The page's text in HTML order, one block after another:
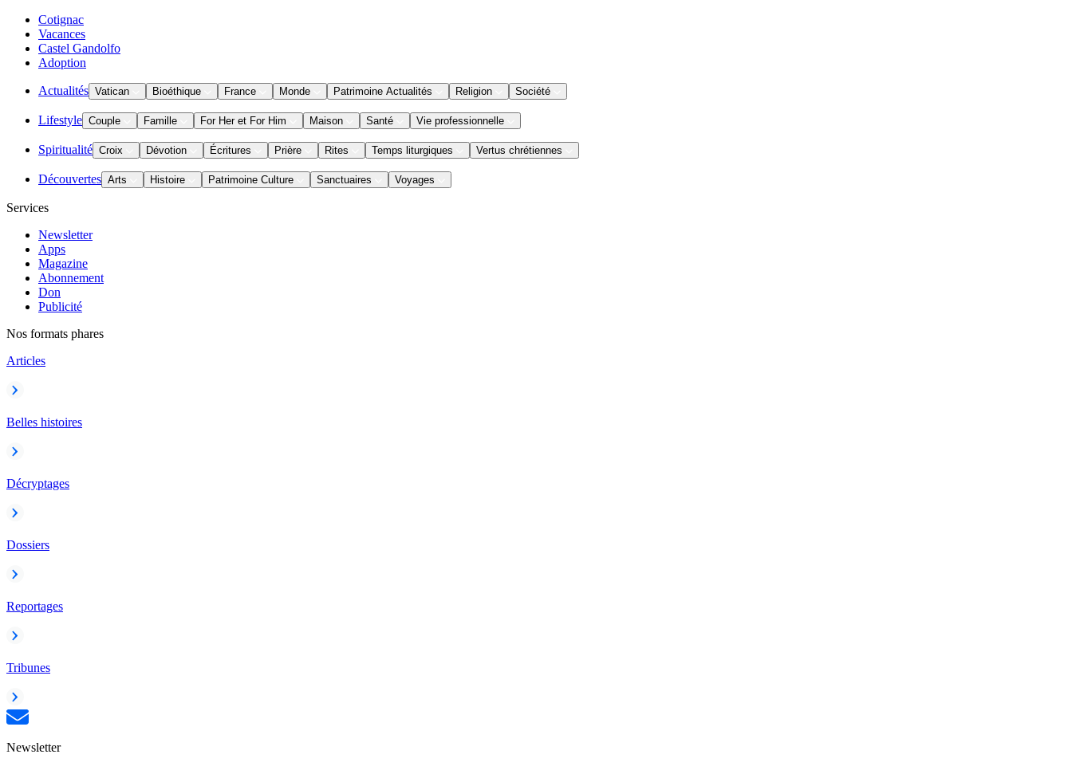
Cotignac
Vacances
Castel Gandolfo
Adoption
Actualités Vatican Bioéthique France Monde Patrimoine Actualités Religion Société
Lifestyle Couple Famille For Her et For Him Maison Santé Vie professionnelle
Spiritualité Croix Dévotion Écritures Prière Rites Temps liturgiques Vertus chrétiennes
Découvertes Arts Histoire Patrimoine Culture Sanctuaires Voyages
Services
Newsletter
Apps
Magazine
Abonnement
Don
Publicité
Nos formats phares
Articles
Belles histoires
Décryptages
Dossiers
Reportages
Tribunes
Newsletter